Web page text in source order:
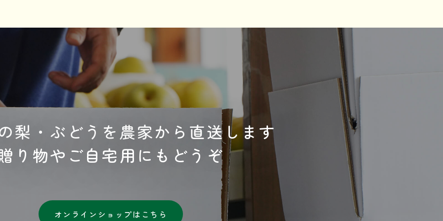
梨・ぶどうを農家から直送します
り物やご自宅用にもどうぞ
オンラインショップはこちら